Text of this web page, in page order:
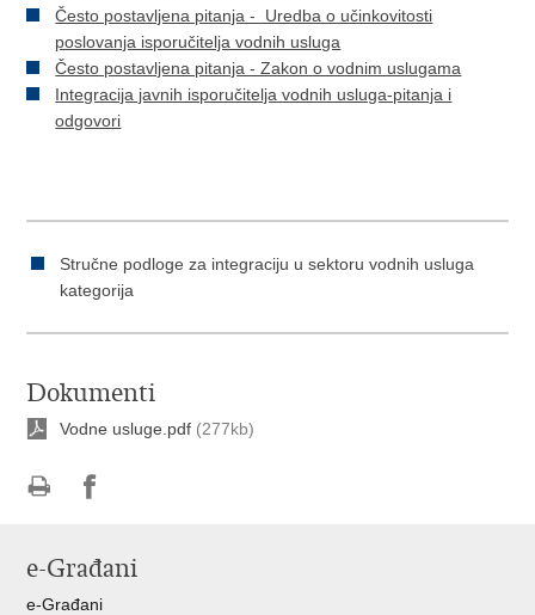
Često postavljena pitanja - Uredba o učinkovitosti
poslovanja isporučitelja vodnih usluga
Često postavljena pitanja - Zakon o vodnim uslugama
Integracija javnih isporučitelja vodnih usluga-pitanja i
odgovori
Stručne podloge za integraciju u sektoru vodnih usluga
kategorija
Dokumenti
Vodne usluge.pdf (277kb)
FacebookuTwitteru
e-Građani
e-Građani